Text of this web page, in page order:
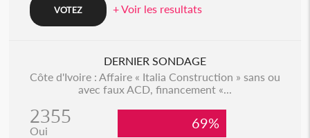
+ Voir les resultats
DERNIER SONDAGE
Côte d'Ivoire : Affaire « Italia Construction » sans ou
avec faux ACD, financement «...
2355
Oui 69%